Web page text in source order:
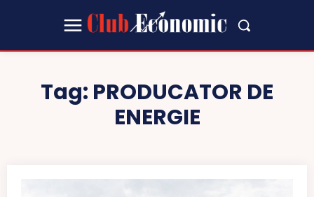
Tag: PRODUCATOR DE
ENERGIE